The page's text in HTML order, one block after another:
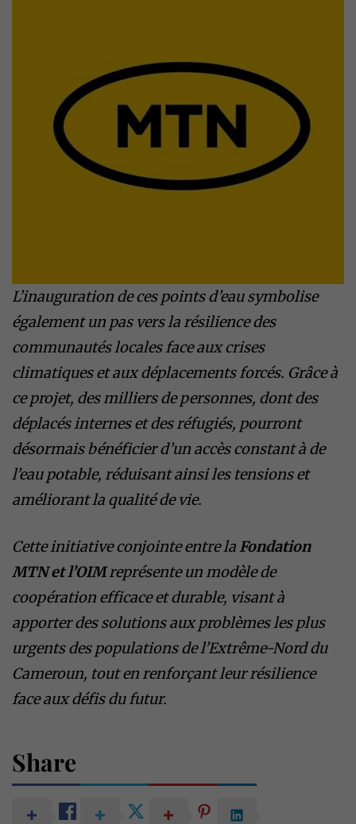
L’inauguration de ces points d’eau symbolise
également un pas vers la résilience des
communautés locales face aux crises
climatiques et aux déplacements forcés. Grâce à
ce projet, des milliers de personnes, dont des
déplacés internes et des réfugiés, pourront
désormais bénéficier d’un accès constant à de
l’eau potable, réduisant ainsi les tensions et
améliorant la qualité de vie.
Cette initiative conjointe entre la Fondation
MTN et l’OIMreprésente un modèle de
coopération efficace et durable, visant à
apporter des solutions aux problèmes les plus
urgents des populations de l’Extrême-Nord du
Cameroun, tout en renforçant leur résilience
face aux défis du futur.
Share